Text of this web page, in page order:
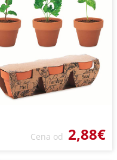
Cena od 2,88€